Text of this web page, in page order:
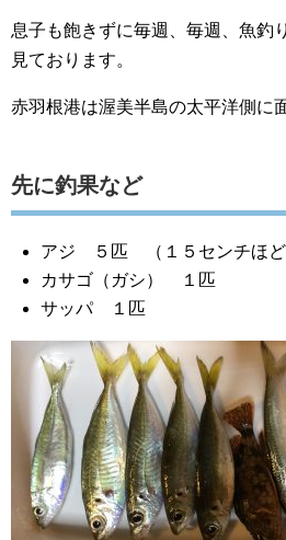
息子も飽きずに毎週、毎週、魚釣
見ております。
赤羽根港は渥美半島の太平洋側に
先に釣果など
アジ ５匹 （１５センチほど
カサゴ（ガシ） １匹
サッパ １匹